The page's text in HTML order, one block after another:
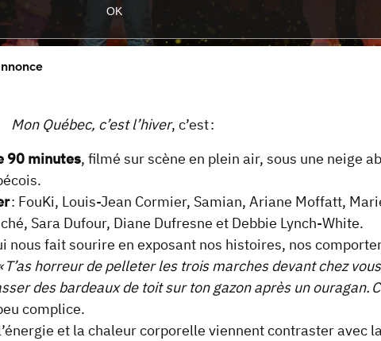
OK
Mon Québec, c’est l’hiver, c’est :
90 minutes, filmé sur scène en plein air, sous une neige
: FouKi, Louis-Jean Cormier, Samian, Ariane Moffatt,
Sara Dufour, Diane Dufresne et Debbie Lynch-White.
nous fait sourire en exposant nos histoires, nos
T’as horreur de pelleter les trois marches devant chez
des bardeaux de toit sur ton gazon après un ouragan.
complice.
et la chaleur corporelle viennent contraster avec